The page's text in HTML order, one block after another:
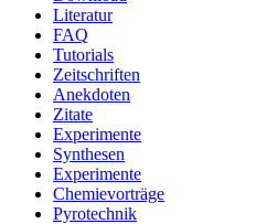
Literatur
FAQ
Tutorials
Zeitschriften
Anekdoten
Zitate
Experimente
Synthesen
Experimente
Chemievorträge
Pyrotechnik